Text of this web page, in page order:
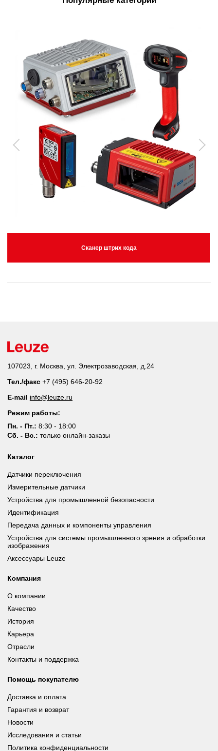
Сканер штрих кода
107023, г. Москва, ул. Электрозаводская, д.24
Тел./факс +7 (495) 646-20-92
E-mail info@leuze.ru
Режим работы:
Пн. - Пт.: 8:30 - 18:00
Сб. - Вс.: только онлайн-заказы
Каталог
Датчики переключения
Измерительные датчики
Устройства для промышленной безопасности
Идентификация
Передача данных и компоненты управления
Устройства для системы промышленного зрения и обработки
изображения
Аксессуары Leuze
Компания
О компании
Качество
История
Карьера
Отрасли
Контакты и поддержка
Помощь покупателю
Доставка и оплата
Гарантия и возврат
Новости
Исследования и статьи
Политика конфиденциальности